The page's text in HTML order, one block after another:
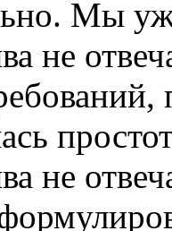
Мы
не
не